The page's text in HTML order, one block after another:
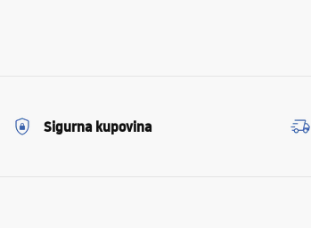
Sigurna kupovina